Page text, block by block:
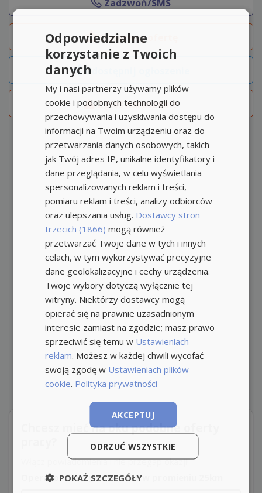
Zadzwoń/SMS
Obserwujofertę
Udostępnij ogłoszenie
Zgłoś naruszenie
Chcesz mieć na oku podobne oferty
Włącz powiadomienia i nie przegap okazji!
Operator maszyn Brwinów w promieniu 25km
Odpowiedzialne
korzystanie z Twoich
danych
My i nasi partnerzy używamy plików
cookie i podobnych technologii do
przechowywania i uzyskiwania dostępu do
informacji na Twoim urządzeniu oraz do
przetwarzania danych osobowych, takich
jak Twój adres IP, unikalne identyfikatory i
dane przeglądania, w celu wyświetlania
spersonalizowanych reklam i treści,
pomiaru reklam i treści, analizy odbiorców
oraz ulepszania usług. Dostawcy stron
trzecich (1866) mogą również
przetwarzać Twoje dane w tych i innych
celach, w tym wykorzystywać precyzyjne
dane geolokalizacyjne i cechy urządzenia.
Twoje wybory dotyczą wyłącznie tej
witryny. Niektórzy dostawcy mogą
opierać się na prawnie uzasadnionym
interesie zamiast na zgodzie; masz prawo
sprzeciwić się temu w Ustawieniach
reklam. Możesz w każdej chwili wycofać
swoją zgodę w Ustawieniach plików
cookie. Polityka prywatności
AKCEPTUJ
ODRZUĆ WSZYSTKIE
POKAŻ SZCZEGÓŁY